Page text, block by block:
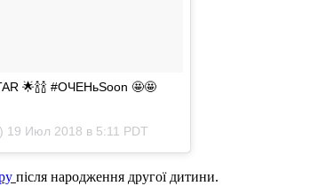
🌟🍾🍾 #ОЧЕНьSoon 🤩🤩
19 Июл 2018 в 5:11 PDT
після народження другої дитини.